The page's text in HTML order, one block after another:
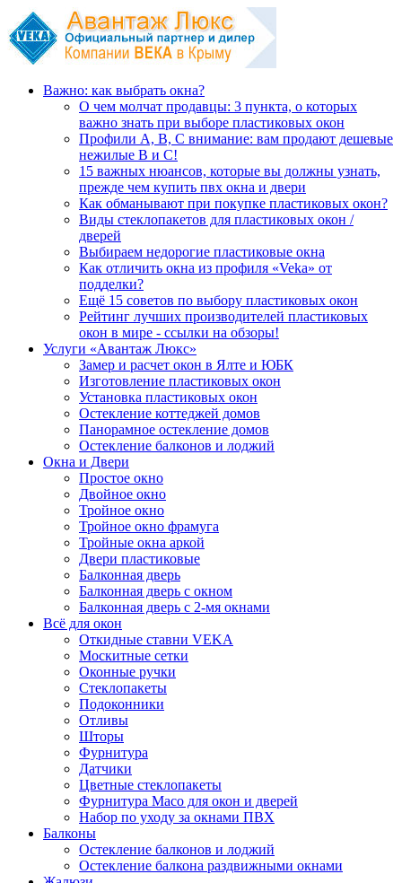
Важно: как выбрать окна?
О чем молчат продавцы: 3 пункта, о которых
важно знать при выборе пластиковых окон
Профили А, В, С внимание: вам продают дешевые
нежилые В и С!
15 важных нюансов, которые вы должны узнать,
прежде чем купить пвх окна и двери
Как обманывают при покупке пластиковых окон?
Виды стеклопакетов для пластиковых окон /
дверей
Выбираем недорогие пластиковые окна
Как отличить окна из профиля «Veka» от
подделки?
Ещё 15 советов по выбору пластиковых окон
Рейтинг лучших производителей пластиковых
окон в мире - ссылки на обзоры!
Услуги «Авантаж Люкс»
Замер и расчет окон в Ялте и ЮБК
Изготовление пластиковых окон
Установка пластиковых окон
Остекление коттеджей домов
Панорамное остекление домов
Остекление балконов и лоджий
Окна и Двери
Простое окно
Двойное окно
Тройное окно
Тройное окно фрамуга
Тройные окна аркой
Двери пластиковые
Балконная дверь
Балконная дверь с окном
Балконная дверь с 2-мя окнами
Всё для окон
Откидные ставни VEKA
Москитные сетки
Оконные ручки
Стеклопакеты
Подоконники
Отливы
Шторы
Фурнитура
Датчики
Цветные стеклопакеты
Фурнитура Maco для окон и дверей
Набор по уходу за окнами ПВХ
Балконы
Остекление балконов и лоджий
Остекление балкона раздвижными окнами